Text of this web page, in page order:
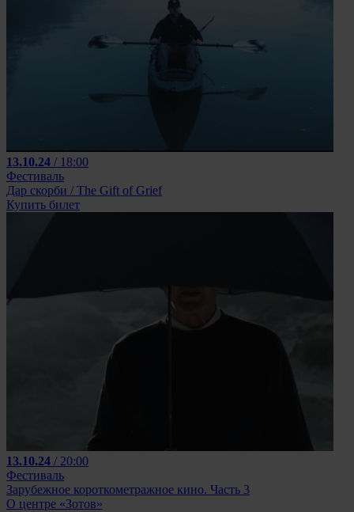
13.10.24 / 18:00
Фестиваль
Дар скорби / The Gift of Grief
Купить билет
13.10.24 / 20:00
Фестиваль
Зарубежное короткометражное кино. Часть 3
О центре «Зотов»